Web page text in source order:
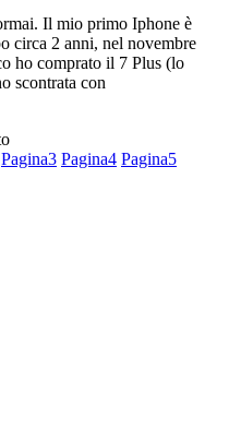
Il mio primo Iphone è
circa 2 anni, nel novembre
ho comprato il 7 Plus (lo
scontrata con
Pagina3 Pagina4 Pagina5